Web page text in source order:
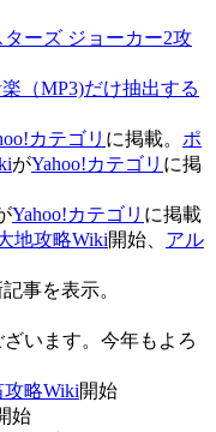
ーズ ジョーカー2攻
（MP3)だけ抽出する
カテゴリ に掲載。 ポ
がYahoo!カテゴリ に掲
Yahoo!カテゴリ に掲載
地攻略Wiki開始、 アル
事を表示。
います。今年もよろ
略Wiki開始
始